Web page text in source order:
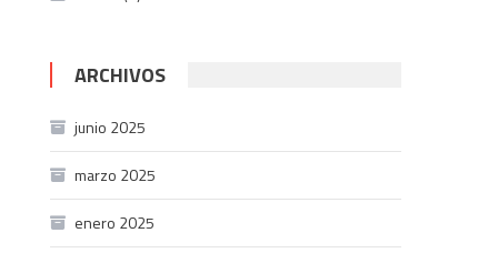
ARCHIVOS
junio 2025
marzo 2025
enero 2025